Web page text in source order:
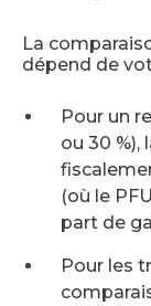
La
dépend de
Pour un
ou 30 %),
(où le
part de
Pour les